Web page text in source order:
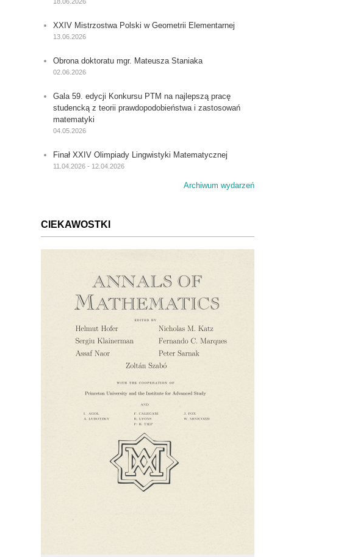
18.06.2026
XXIV Mistrzostwa Polski w Geometrii Elementarnej
13.06.2026
Obrona doktoratu mgr. Mateusza Staniaka
02.06.2026
Gala 59. edycji Konkursu PTM na najlepszą pracę
studencką z teorii prawdopodobieństwa i zastosowań
matematyki
04.05.2026
Finał XXIV Olimpiady Lingwistyki Matematycznej
11.04.2026 - 12.04.2026
Archiwum wydarzeń
CIEKAWOSTKI